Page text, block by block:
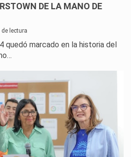
DE LA MANO DE
lectura
quedó marcado en la historia del